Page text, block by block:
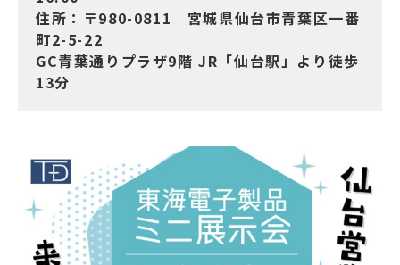
住所：〒980-0811 宮城県仙台市青葉区一番
町2-5-22
GC青葉通りプラザ9階 JR「仙台駅」より徒歩
13分